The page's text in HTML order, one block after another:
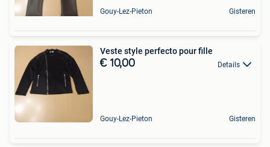
Gouy-Lez-Pieton Gisteren
Veste style perfecto pour fille
€ 10,00 Details
Gouy-Lez-Pieton Gisteren